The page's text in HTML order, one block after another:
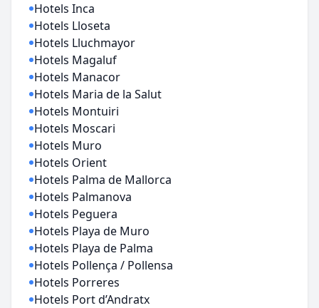
Hotels Inca
Hotels Lloseta
Hotels Lluchmayor
Hotels Magaluf
Hotels Manacor
Hotels Maria de la Salut
Hotels Montuiri
Hotels Moscari
Hotels Muro
Hotels Orient
Hotels Palma de Mallorca
Hotels Palmanova
Hotels Peguera
Hotels Playa de Muro
Hotels Playa de Palma
Hotels Pollença / Pollensa
Hotels Porreres
Hotels Port d’Andratx